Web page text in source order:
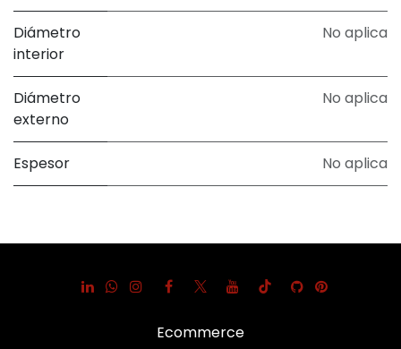
Diámetro
interior
No aplica
Diámetro
externo
No aplica
Espesor No aplica
Ecommerce